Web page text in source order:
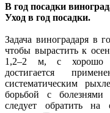
В год посадки
Уход в год посадки.
Задача виноградаря в
чтобы вырастить к
1,2–2 м, с хорошо
достигается
систематическим
борьбой с
следует обратить на